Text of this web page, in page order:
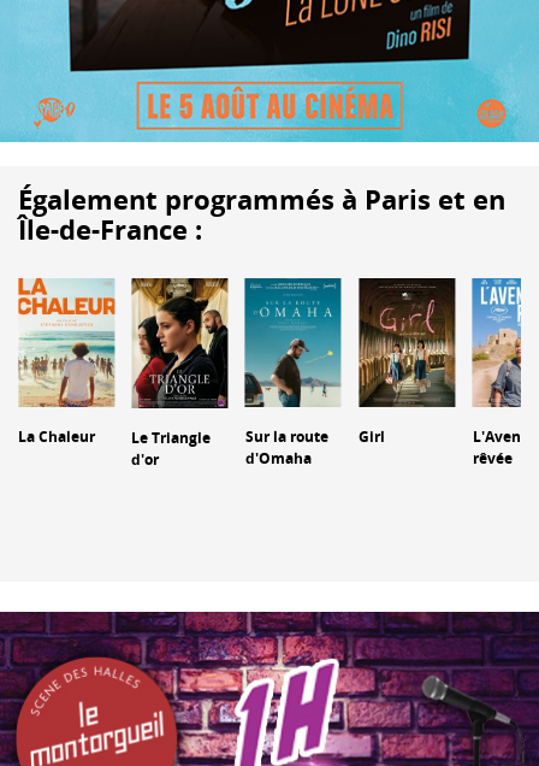
Également programmés à Paris et en
Île-de-France :
La Chaleur
Le Triangle
d'or
Sur la route
d'Omaha
Girl
rêvée